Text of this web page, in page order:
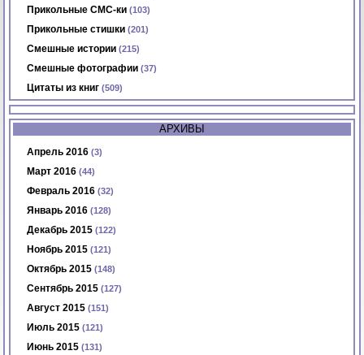
Прикольные СМС-ки (103)
Прикольные стишки (201)
Смешные истории (215)
Смешные фотографии (37)
Цитаты из книг (509)
АРХИВЫ
Апрель 2016 (3)
Март 2016 (44)
Февраль 2016 (32)
Январь 2016 (128)
Декабрь 2015 (122)
Ноябрь 2015 (121)
Октябрь 2015 (148)
Сентябрь 2015 (127)
Август 2015 (151)
Июль 2015 (121)
Июнь 2015 (131)